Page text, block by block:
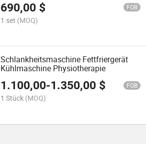
690,00 $ FOB
1 set (MOQ)
Schlankheitsmaschine Fettfriergerät
Kühlmaschine Physiotherapie
1.100,00-1.350,00 $ FOB
1 Stück (MOQ)